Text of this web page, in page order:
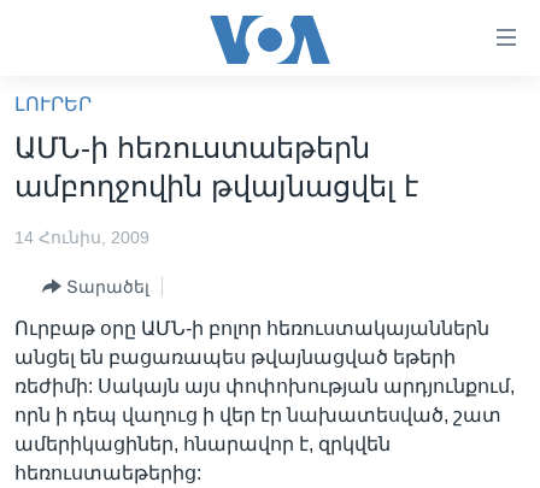
հիմնական
բովանդակությանը
անցնել
հիմնական
բովանդակությանը
բովանդակություն
ԼՈՒՐԵՐ
ՖԻԼՄԵՐ
ՖԻԼՄԵՐ
IN ENGLISH
ՄԵՐ ՄԱՍԻՆ
ՄԵՐ ՄԱՍԻՆ
«ԱՄԵՐԻԿԱՅԻ ՁԱՅՆ»-Ի ԿԱՆՈՆԱԴՐՈՒԹՅՈՒՆ
ԿԱՊ ՄԵԶ ՀԵՏ
ՈՒԿՐԱԻՆԱԿԱՆ ՊԱՏԵՐԱԶՄ
Learning English
ԼՈՒՐԵՐ
ԱՄՆ-ի հեռուստաեթերն
ամբողջովին թվայնացվել է
14 Հունիս, 2009
Տարածել
Ուրբաթ օրը ԱՄՆ-ի բոլոր հեռուստակայաններն
անցել են բացառապես թվայնացված եթերի
ռեժիմի: Սակայն այս փոփոխության արդյունքում,
որն ի դեպ վաղուց ի վեր էր նախատեսված, շատ
ամերիկացիներ, հնարավոր է, զրկվեն
հեռուստաեթերից: